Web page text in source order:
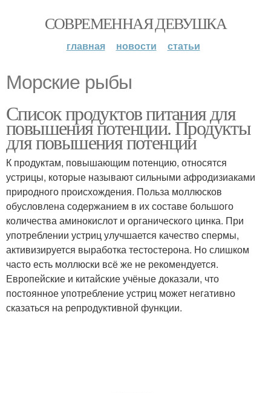
СОВРЕМЕННАЯ ДЕВУШКА
главная новости статьи
Морские рыбы
Список продуктов питания для
повышения потенции. Продукты
для повышения потенции
К продуктам, повышающим потенцию, относятся
устрицы, которые называют сильными афродизиаками
природного происхождения. Польза моллюсков
обусловлена содержанием в их составе большого
количества аминокислот и органического цинка. При
употреблении устриц улучшается качество спермы,
активизируется выработка тестостерона. Но слишком
часто есть моллюски всё же не рекомендуется.
Европейские и китайские учёные доказали, что
постоянное употребление устриц может негативно
сказаться на репродуктивной функции.